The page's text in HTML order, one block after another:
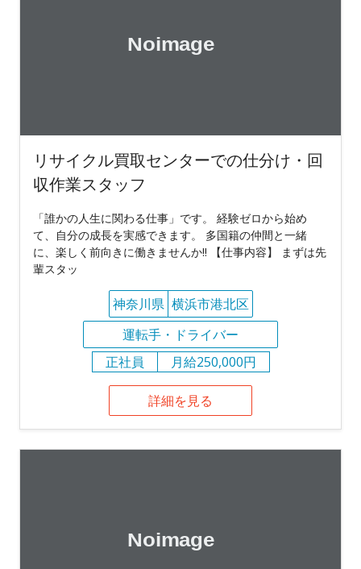
リサイクル買取センターでの仕分け・回
収作業スタッフ
「誰かの人生に関わる仕事」です。 経験ゼロから始め
て、自分の成長を実感できます。 多国籍の仲間と一緒
に、楽しく前向きに働きませんか!! 【仕事内容】 まずは先
輩スタッ
神奈川県 横浜市港北区
運転手・ドライバー
正社員
月給250,000円
詳細を見る